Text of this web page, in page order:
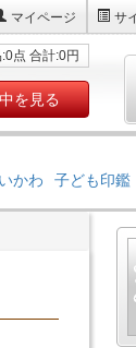
マイページ サ
点 合計:0円
を見る
かわ 子ども印鑑